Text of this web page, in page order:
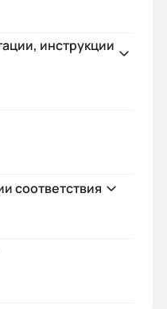
инструкции
соответствия